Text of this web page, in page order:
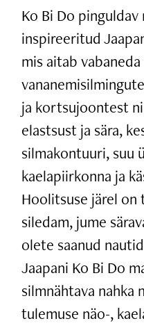
Ko Bi Do
inspireeritud
mis aitab
ja kortsujoontest
elastsust ja sära,
silmakontuuri, suu
kaelapiirkonna ja
Hoolitsuse järel on
siledam, jume
olete saanud
Jaapani Ko Bi Do
silmnähtava nahka
tulemuse näo-,